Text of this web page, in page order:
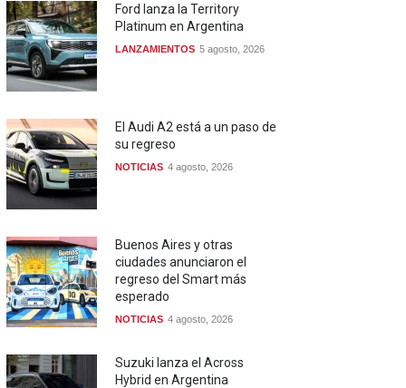
Ford lanza la Territory
Platinum en Argentina
LANZAMIENTOS 5 agosto, 2026
El Audi A2 está a un paso de
su regreso
NOTICIAS 4 agosto, 2026
Buenos Aires y otras
ciudades anunciaron el
regreso del Smart más
esperado
NOTICIAS 4 agosto, 2026
Suzuki lanza el Across
Hybrid en Argentina